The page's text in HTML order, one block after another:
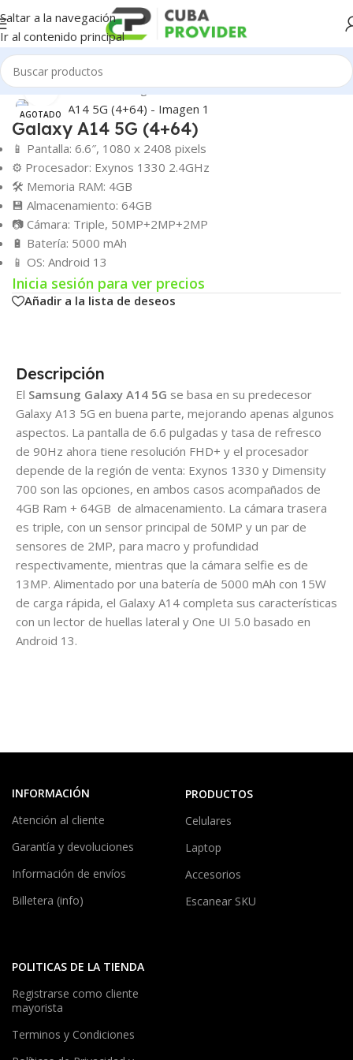
Saltar a la navegación
Ir al contenido principal
Inicio/Celulares/Samsung
AGOTADO
Click para agrandar
Galaxy A14 5G (4+64)
📱 Pantalla: 6.6″, 1080 x 2408 pixels
⚙️ Procesador: Exynos 1330 2.4GHz
🛠️ Memoria RAM: 4GB
💾 Almacenamiento: 64GB
📷 Cámara: Triple, 50MP+2MP+2MP
🔋 Batería: 5000 mAh
📱 OS: Android 13
Inicia sesión para ver precios
Añadir a la lista de deseos
Descripción
El Samsung Galaxy A14 5G se basa en su predecesor
Galaxy A13 5G en buena parte, mejorando apenas algunos
aspectos. La pantalla de 6.6 pulgadas y tasa de refresco
de 90Hz ahora tiene resolución FHD+ y el procesador
depende de la región de venta: Exynos 1330 y Dimensity
700 son las opciones, en ambos casos acompañados de
4GB Ram + 64GB de almacenamiento. La cámara trasera
es triple, con un sensor principal de 50MP y un par de
sensores de 2MP, para macro y profundidad
respectivamente, mientras que la cámara selfie es de
13MP. Alimentado por una batería de 5000 mAh con 15W
de carga rápida, el Galaxy A14 completa sus características
con un lector de huellas lateral y One UI 5.0 basado en
Android 13.
INFORMACIÓN
Atención al cliente
Garantía y devoluciones
Información de envíos
Billetera (info)
PRODUCTOS
Celulares
Laptop
Accesorios
Escanear SKU
POLITICAS DE LA TIENDA
Registrarse como cliente
mayorista
Terminos y Condiciones